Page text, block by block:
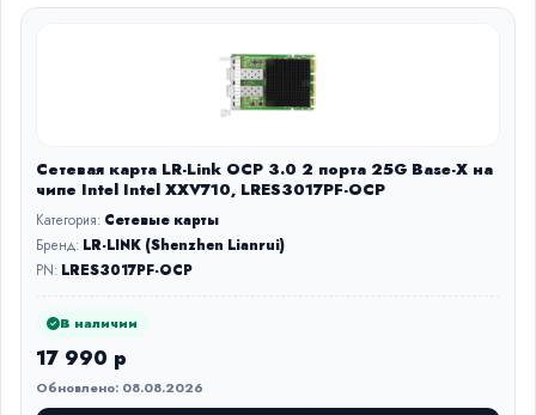
Сетевая карта LR-Link OCP 3.0 2 порта 25G Base-X на
чипе Intel Intel XXV710, LRES3017PF-OCP
Категория: Сетевые карты
Бренд: LR-LINK (Shenzhen Lianrui)
PN: LRES3017PF-OCP
В наличии
17 990 р
Обновлено: 08.08.2026